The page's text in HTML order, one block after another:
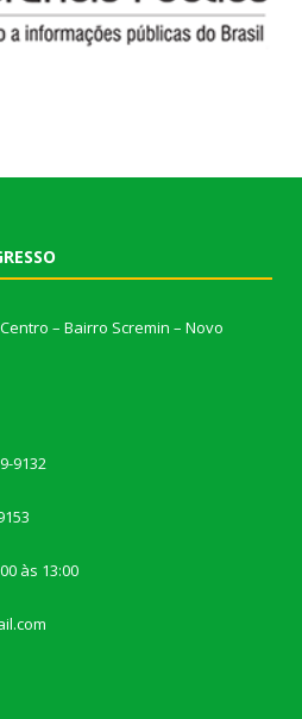
– Bairro Scremin – Novo
9132
às 13:00